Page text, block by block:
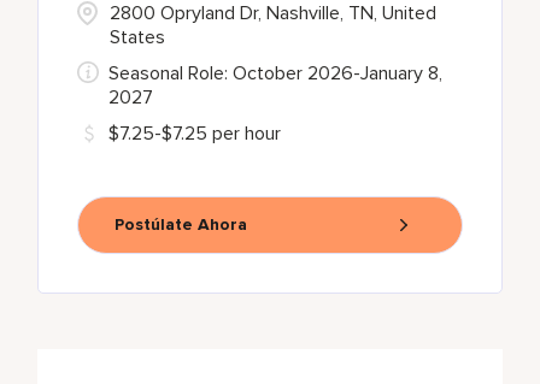
2800 Opryland Dr, Nashville, TN, United
States
Seasonal Role: October 2026-January 8,
2027
$7.25-$7.25 per hour
Postúlate Ahora